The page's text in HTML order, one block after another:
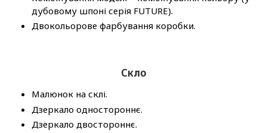
дубовому шпоні серія FUTURE).
Двокольорове фарбування коробки.
Скло
Малюнок на склі.
Дзеркало одностороннє.
Дзеркало двостороннє.